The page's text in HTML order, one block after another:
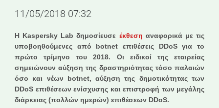
11/05/2018 07:32
Η Kaspersky Lab δημοσίευσε έκθεση αναφορικά με τις
υποβοηθούμενες από botnet επιθέσεις DDoSγια το
πρώτο τρίμηνο του 2018. Οι ειδικοί της εταιρείας
σημειώνουν αύξηση της δραστηριότητας τόσο παλαιών
όσο και νέων botnet, αύξηση της δημοτικότητας των
DDoS επιθέσεων ενίσχυσης και επιστροφή των μεγάλης
διάρκειας (πολλών ημερών) επιθέσεων DDoS.